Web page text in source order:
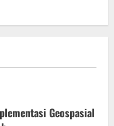
Geospasial